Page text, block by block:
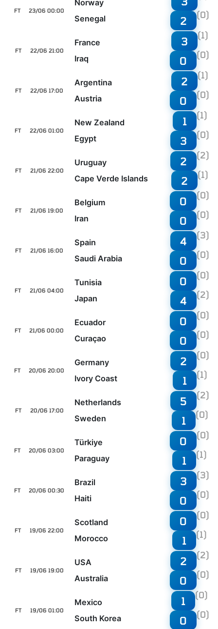
23/06 00:00
FT
Norway
Senegal
2 (0)
22/06 21:00
FT
France
Iraq
3 (1)
0 (0)
22/06 17:00
FT
Argentina
Austria
2 (1)
0 (0)
22/06 01:00
FT
New Zealand
Egypt
1 (1)
3 (0)
21/06 22:00
FT
Uruguay
Cape Verde Islands
2 (2)
2 (1)
21/06 19:00
FT
Belgium
Iran
0 (0)
0 (0)
21/06 16:00
FT
Spain
Saudi Arabia
4 (3)
0 (0)
21/06 04:00
FT
Tunisia
Japan
0 (0)
4 (2)
21/06 00:00
FT
Ecuador
Curaçao
0 (0)
0 (0)
20/06 20:00
FT
Germany
Ivory Coast
2 (0)
1 (1)
20/06 17:00
FT
Netherlands
Sweden
5 (2)
1 (0)
20/06 03:00
FT
Türkiye
Paraguay
0 (0)
1 (1)
20/06 00:30
FT
Brazil
Haiti
3 (3)
0 (0)
19/06 22:00
FT
Scotland
Morocco
0 (0)
1 (1)
19/06 19:00
FT
USA
Australia
2 (2)
0 (0)
19/06 01:00
FT
Mexico
South Korea
1 (0)
0 (0)